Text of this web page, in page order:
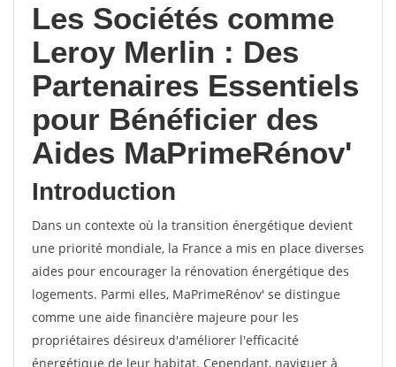
Les Sociétés comme
Leroy Merlin : Des
Partenaires Essentiels
pour Bénéficier des
Aides MaPrimeRénov'
Introduction
Dans un contexte où la transition énergétique devient
une priorité mondiale, la France a mis en place diverses
aides pour encourager la rénovation énergétique des
logements. Parmi elles, MaPrimeRénov' se distingue
comme une aide financière majeure pour les
propriétaires désireux d'améliorer l'efficacité
énergétique de leur habitat. Cependant, naviguer à